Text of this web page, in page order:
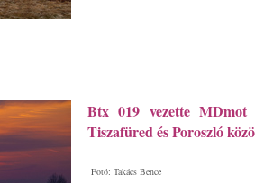
Btx 019 vezette MDmot
Tiszafüred és Poroszló
Fotó: Takács Bence